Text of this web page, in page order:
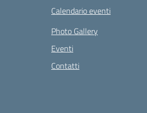
Calendario eventi
Photo Gallery
Eventi
Contatti